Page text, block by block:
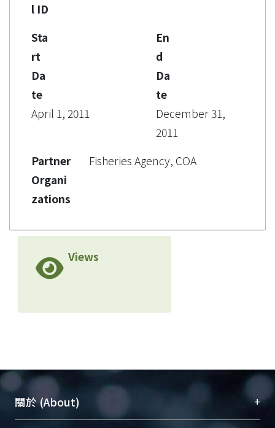
l ID
Sta
rt
Da
te
April 1, 2011
En
d
Da
te
December 31,
2011
Partner
Organi
zations
Fisheries Agency, COA
Views
關於 (About) +